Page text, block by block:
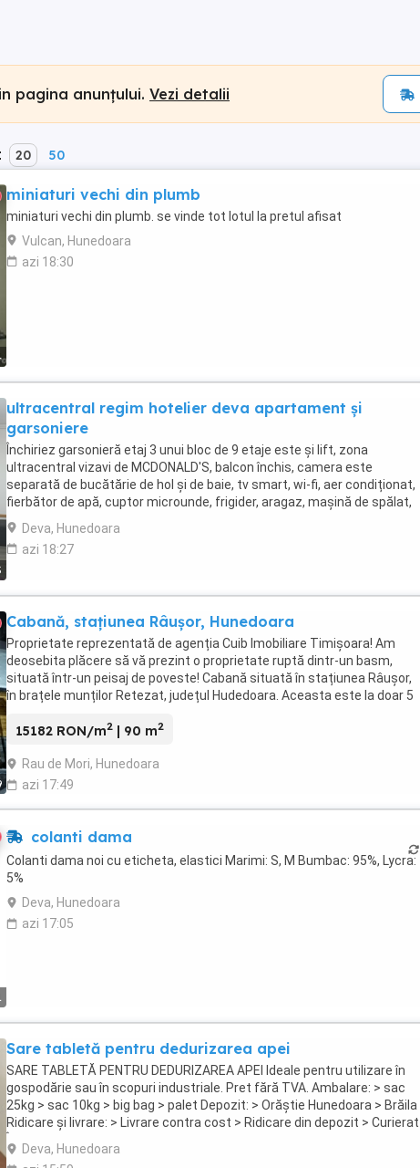
pagina anunțului. Vezi detalii
20 50
miniaturi vechi din plumb
miniaturi vechi din plumb. se vinde tot lotul la pretul afisat
Vulcan, Hunedoara
azi 18:30
ultracentral regim hotelier deva apartament și
garsoniere
Închiriez garsonieră etaj 3 unui bloc de 9 etaje este și lift, zona
ultracentral vizavi de MCDONALD'S, balcon închis, camera este
separată de bucătărie de hol și de baie, tv smart, wi-fi, aer condiționat,
fierbător de apă, cuptor microunde, frigider, aragaz, mașină de spălat,
șervețele de bucătărie este ...
Deva, Hunedoara
azi 18:27
Cabană, stațiunea Râușor, Hunedoara
Proprietate reprezentată de agenția Cuib Imobiliare Timișoara! Am
deosebita plăcere să vă prezint o proprietate ruptă dintr-un basm,
situată într-un peisaj de poveste! Cabană situată în stațiunea Râușor,
în brațele munților Retezat, județul Hudedoara. Aceasta este la doar 5
15182 RON/m2 | 90 m2
Rau de Mori, Hunedoara
azi 17:49
colanti dama
Colanti dama noi cu eticheta, elastici Marimi: S, M Bumbac: 95%, Lycra:
5%
Deva, Hunedoara
azi 17:05
Sare tabletă pentru dedurizarea apei
SARE TABLETĂ PENTRU DEDURIZAREA APEI Ideale pentru utilizare în
gospodărie sau în scopuri industriale. Pret fără TVA. Ambalare: > sac
25kg > sac 10kg > big bag > palet Depozit: > Orăștie Hunedoara > Brăila
Ridicare și livrare: > Livrare contra cost > Ridicare din depozit > Curierat
Încheiem parteneriate: > ...
Deva, Hunedoara